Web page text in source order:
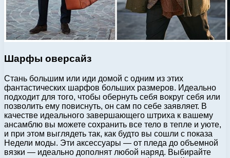
Шарфы оверсайз
Стань большим или иди домой с одним из этих
фантастических шарфов больших размеров. Идеально
подходит для того, чтобы обернуть себя вокруг себя или
позволить ему повиснуть, он сам по себе заявляет. В
качестве идеального завершающего штриха к вашему
ансамблю вы можете сохранить все тело в тепле и уюте,
и при этом выглядеть так, как будто вы сошли с показа
Недели моды. Эти аксессуары — от пледа до объемной
вязки — идеально дополнят любой наряд. Выбирайте